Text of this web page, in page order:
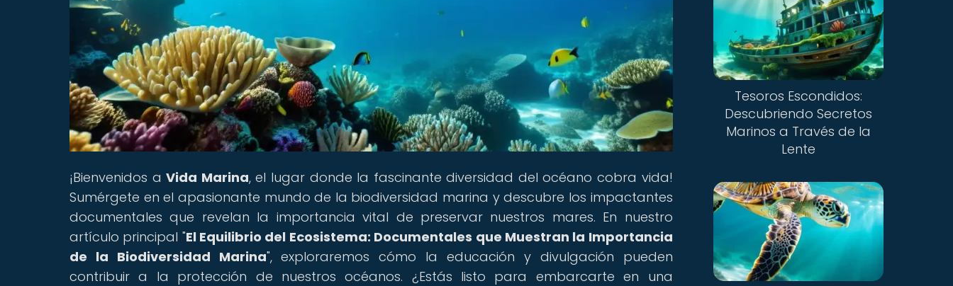
¡Bienvenidos aVida Marina, el lugar donde la fascinante diversidad del océano cobra vida!
Sumérgete en el apasionante mundo de la biodiversidad marina y descubre los impactantes
documentales que revelan la importancia vital de preservar nuestros mares. En nuestro
artículo principal "El Equilibrio del Ecosistema: Documentales que Muestran la Importancia
de la Biodiversidad Marina", exploraremos cómo la educación y divulgación pueden
contribuir a la protección de nuestros océanos. ¿Estás listo para embarcarte en una
Tesoros Escondidos:
Descubriendo Secretos
Marinos a Través de la
Lente